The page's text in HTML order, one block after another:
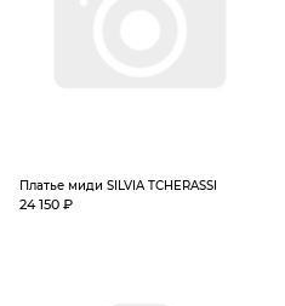
Платье миди SILVIA TCHERASSI
24 150 ₽